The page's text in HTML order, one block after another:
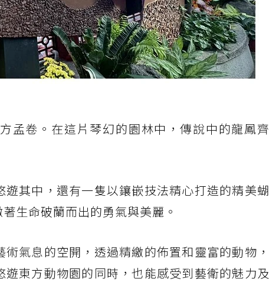
孟卷。在這片琴幻的園林中，傳說中的龍鳳齊
其中，還有一隻以鑲嵌技法精心打造的精美蝴
生命破蘭而出的勇氣與美麗。
氣息的空開，透過精繳的佈置和靈富的動物，
東方動物園的同時，也能感受到藝衛的魅力及